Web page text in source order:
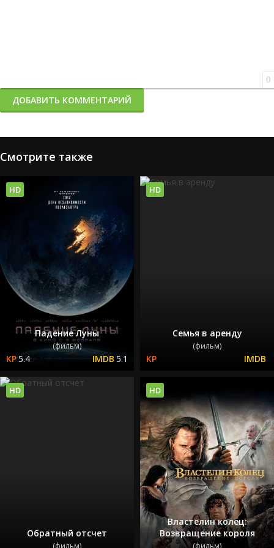
0
ДОБАВИТЬ КОММЕНТАРИЙ
Смотрите также
Падение Луны
(фильм)
5.4 5.1
HD
Семья в аренду
(фильм)
HD
Обратный отсчет
(фильм)
HD
Властелин колец:
Возвращение короля
(фильм)
HD